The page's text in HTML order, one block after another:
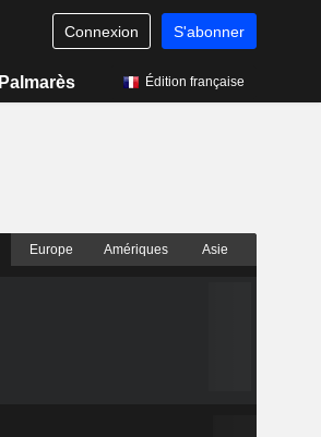
Connexion S'abonner
Palmarès Édition française
Europe Amériques Asie